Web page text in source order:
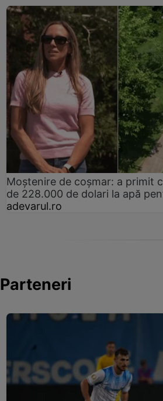
Moștenire de coșmar: a primit
de 228.000 de dolari la apă
adevarul.ro
Parteneri